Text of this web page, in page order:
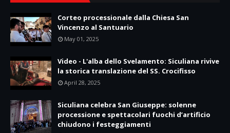
Corteo processionale dalla Chiesa San
Vincenzo al Santuario
May 01, 2025
Video - L'alba dello Svelamento: Siculiana rivive
la storica translazione del SS. Crocifisso
April 28, 2025
Siculiana celebra San Giuseppe: solenne
processione e spettacolari fuochi d’artificio
chiudono i festeggiamenti